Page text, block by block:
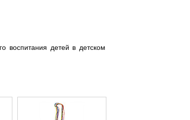
воспитания детей в детском